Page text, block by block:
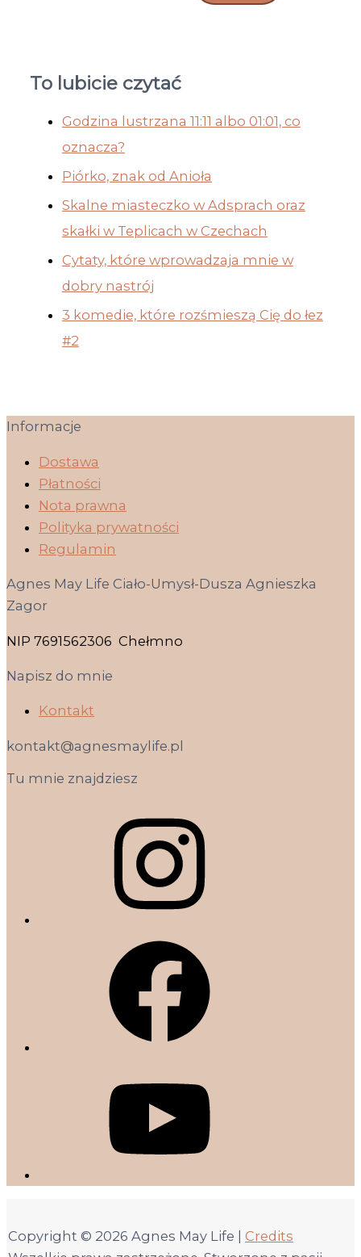
To lubicie czytać
Godzina lustrzana 11:11 albo 01:01, co
oznacza?
Piórko, znak od Anioła
Skalne miasteczko w Adsprach oraz
skałki w Teplicach w Czechach
Cytaty, które wprowadzaja mnie w
dobry nastrój
3 komedie, które rozśmieszą Cię do łez
#2
Informacje
Dostawa
Płatności
Nota prawna
Polityka prywatności
Regulamin
Agnes May Life Ciało-Umysł-Dusza Agnieszka
Zagor
NIP 7691562306 Chełmno
Napisz do mnie
Kontakt
kontakt@agnesmaylife.pl
Tu mnie znajdziesz
Copyright © 2026 Agnes May Life
Credits